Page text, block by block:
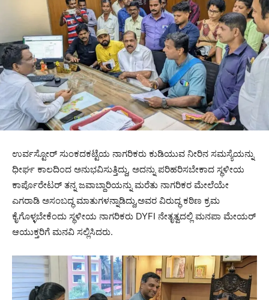
ಉರ್ವಸ್ಟೋರ್ ಸುಂಕದಕಟ್ಟೆಯ ನಾಗರಿಕರು ಕುಡಿಯುವ ನೀರಿನ ಸಮಸ್ಯೆಯನ್ನು
ಧೀರ್ಘ ಕಾಲದಿಂದ ಅನುಭವಿಸುತ್ತಿದ್ದು, ಅದನ್ನು ಪರಿಹರಿಸಬೇಕಾದ ಸ್ಥಳೀಯ
ಕಾರ್ಪೊರೇಟರ್ ತನ್ನ ಜವಾಬ್ದಾರಿಯನ್ನು ಮರೆತು ನಾಗರಿಕರ ಮೇಲೆಯೇ
ಎಗರಾಡಿ ಅಸಂಬದ್ಧ ಮಾತುಗಳನ್ನಾಡಿದ್ದು,ಅವರ ವಿರುದ್ಧ ಕಠಿಣ ಕ್ರಮ
ಕೈಗೊಳ್ಳಬೇಕೆಂದು ಸ್ಥಳೀಯ ನಾಗರಿಕರು DYFI ನೇತೃತ್ವದಲ್ಲಿ ಮನಪಾ ಮೇಯರ್
ಆಯುಕ್ತರಿಗೆ ಮನವಿ ಸಲ್ಲಿಸಿದರು.